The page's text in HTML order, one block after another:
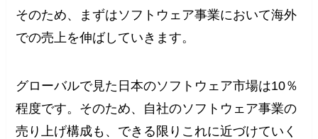
そのため、まずはソフトウェア事業において海外
での売上を伸ばしていきます。
グローバルで見た日本のソフトウェア市場は10％
程度です。そのため、自社のソフトウェア事業の
売り上げ構成も、できる限りこれに近づけていく